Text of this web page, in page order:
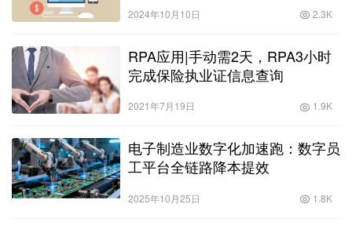
2024年10月10日 2.3K
RPA应用|手动需2天，RPA3小时
完成保险执业证信息查询
2021年7月19日 1.9K
电子制造业数字化加速跑：数字员
工平台全链路降本提效
2025年10月25日 1.8K